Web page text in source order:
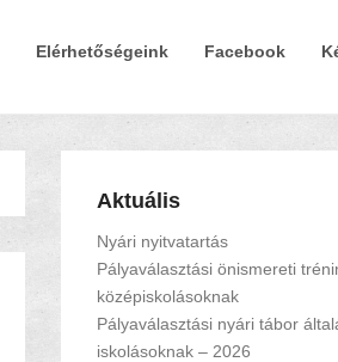
Elérhetőségeink Facebook
Aktuális
Nyári nyitvatartás
Pályaválasztási önismereti
középiskolásoknak
Pályaválasztási nyári tábor
iskolásoknak – 2026